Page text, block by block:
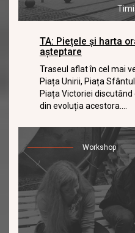
TA: Piețele și harta
așteptare
Traseul aflat în cel mai
Piața Unirii, Piața
Piața Victoriei
din evoluția acestora....
Workshop